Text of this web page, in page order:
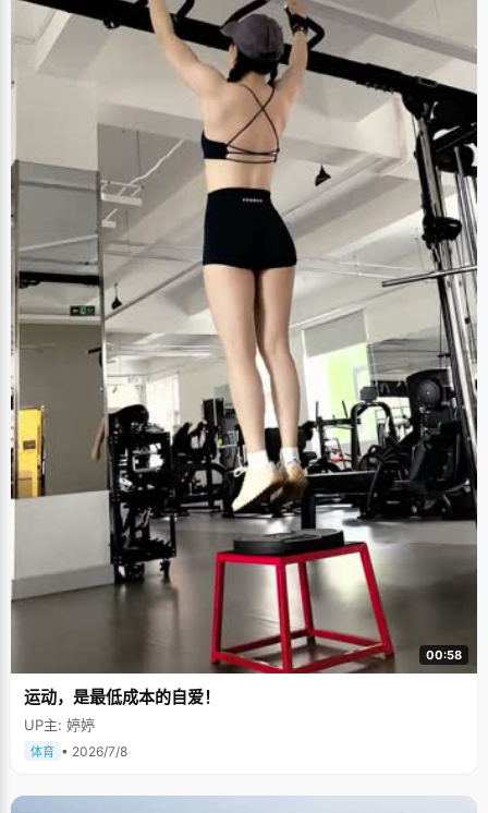
00:58
运动，是最低成本的自爱！
UP主: 婷婷
体育 • 2026/7/8